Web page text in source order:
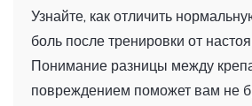
Узнайте, как отличить
боль после тренировки от
Понимание разницы между
повреждением поможет вам не